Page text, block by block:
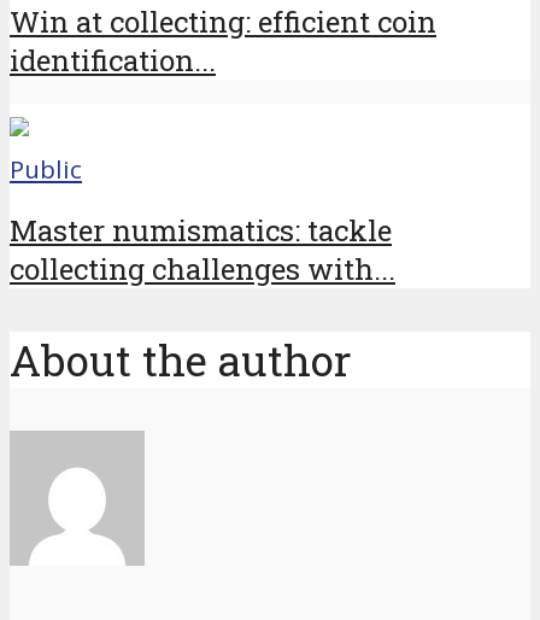
Win at collecting: efficient coin
identification...
Public
Master numismatics: tackle
collecting challenges with...
About the author